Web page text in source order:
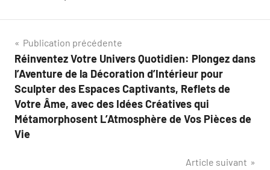
Navigation
de
l’article
Publication précédente
Réinventez Votre Univers Quotidien: Plongez dans
l’Aventure de la Décoration d’Intérieur pour
Sculpter des Espaces Captivants, Reflets de
Votre Âme, avec des Idées Créatives qui
Métamorphosent L’Atmosphère de Vos Pièces de
Vie
Article suivant